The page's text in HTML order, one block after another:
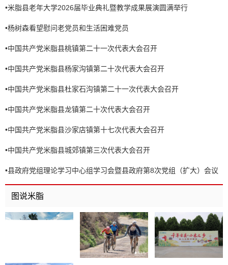
•米脂县老年大学2026届毕业典礼暨教学成果展演圆满举行
•杨树森看望慰问老党员和生活困难党员
•中国共产党米脂县桃镇第二十一次代表大会召开
•中国共产党米脂县杨家沟镇第二十次代表大会召开
•中国共产党米脂县杜家石沟镇第二十一次代表大会召开
•中国共产党米脂县龙镇第二十次代表大会召开
•中国共产党米脂县沙家店镇第十七次代表大会召开
•中国共产党米脂县城郊镇第三次代表大会召开
•县政府党组理论学习中心组学习会暨县政府第8次党组（扩大）会议
召开
图说米脂